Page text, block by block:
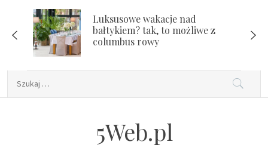
content
Luksusowe wakacje nad
bałtykiem? tak, to możliwe z
columbus rowy
5Web.pl